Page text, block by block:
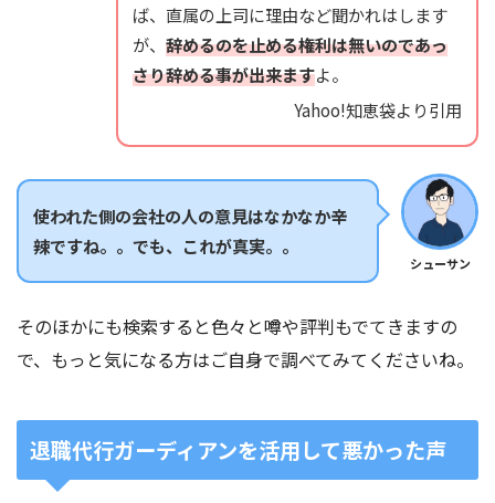
ば、直属の上司に理由など聞かれはします
が、 辞めるのを止める権利は無いのであっ
さり辞める事が出来ますよ。
Yahoo!知恵袋より引用
シューサン
使われた側の会社の人の意見はなかなか辛
辣ですね。。でも、これが真実。。
そのほかにも検索すると色々と噂や評判もでてきますの
で、もっと気になる方はご自身で調べてみてくださいね。
退職代行ガーディアンを活用して悪かった声